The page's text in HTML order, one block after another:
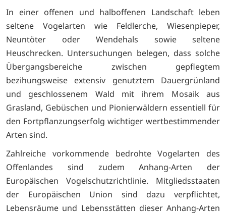
In einer offenen und halboffenen Landschaft leben
seltene Vogelarten wie Feldlerche, Wiesenpieper,
Neuntöter oder Wendehals sowie seltene
Heuschrecken. Untersuchungen belegen, dass solche
Übergangsbereiche zwischen gepflegtem
bezihungsweise extensiv genutztem Dauergrünland
und geschlossenem Wald mit ihrem Mosaik aus
Grasland, Gebüschen und Pionierwäldern essentiell für
den Fortpflanzungserfolg wichtiger wertbestimmender
Arten sind.
Zahlreiche vorkommende bedrohte Vogelarten des
Offenlandes sind zudem Anhang-Arten der
Europäischen Vogelschutzrichtlinie. Mitgliedsstaaten
der Europäischen Union sind dazu verpflichtet,
Lebensräume und Lebensstätten dieser Anhang-Arten